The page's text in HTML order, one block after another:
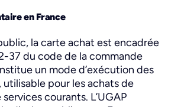
en France
la carte achat est encadrée
37 du code de la commande
un mode d’exécution des
utilisable pour les achats de
courants. L’UGAP